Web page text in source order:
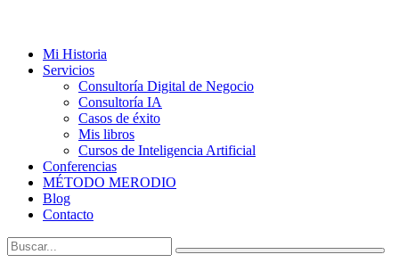
Mi Historia
Servicios
Consultoría Digital de Negocio
Consultoría IA
Casos de éxito
Mis libros
Cursos de Inteligencia Artificial
Conferencias
MÉTODO MERODIO
Blog
Contacto